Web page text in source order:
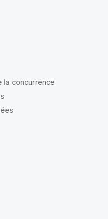
la concurrence